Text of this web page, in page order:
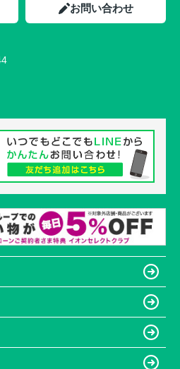
お問い合わせ